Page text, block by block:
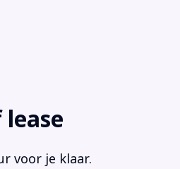
voor je klaar.